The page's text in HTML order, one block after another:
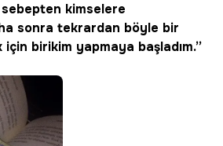
sebepten kimselere
sonra tekrardan böyle bir
birikim yapmaya başladım.”